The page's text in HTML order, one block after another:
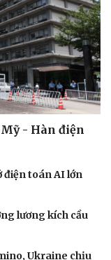
- Hàn điện
điện toán AI lớn
lương kích cầu
Ukraine chịu